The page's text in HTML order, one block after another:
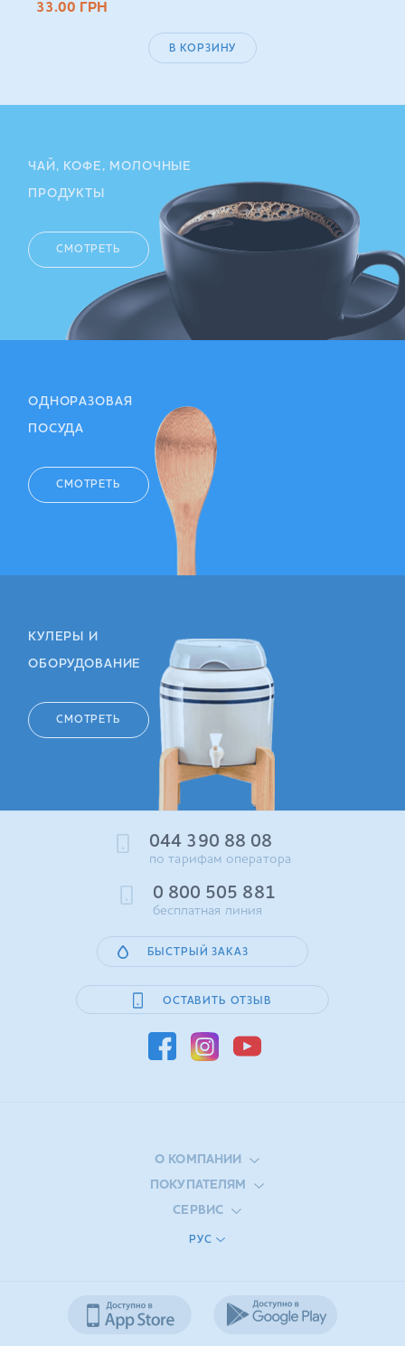
33.00 ГРН
В КОРЗИНУ
ЧАЙ, КОФЕ, МОЛОЧНЫЕ
ПРОДУКТЫ
СМОТРЕТЬ
ОДНОРАЗОВАЯ
ПОСУДА
СМОТРЕТЬ
КУЛЕРЫ И
ОБОРУДОВАНИЕ
СМОТРЕТЬ
044 390 88 08
по тарифам оператора
0 800 505 881
бесплатная линия
БЫСТРЫЙ ЗАКАЗ
ОСТАВИТЬ ОТЗЫВ
О КОМПАНИИ
ПОКУПАТЕЛЯМ
СЕРВИС
РУС